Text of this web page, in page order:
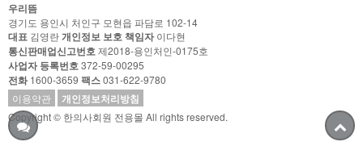
우리뜸
경기도 용인시 처인구 모현읍 파담로 102-14
대표 김영란개인정보 보호 책임자이다현
통신판매업신고번호제2018-용인처인-0175호
사업자 등록번호372-59-00295
전화1600-3659 팩스031-622-9780
이용약관
개인정보처리방침
Copyright © 한의사회원 전용몰 All rights reserved.